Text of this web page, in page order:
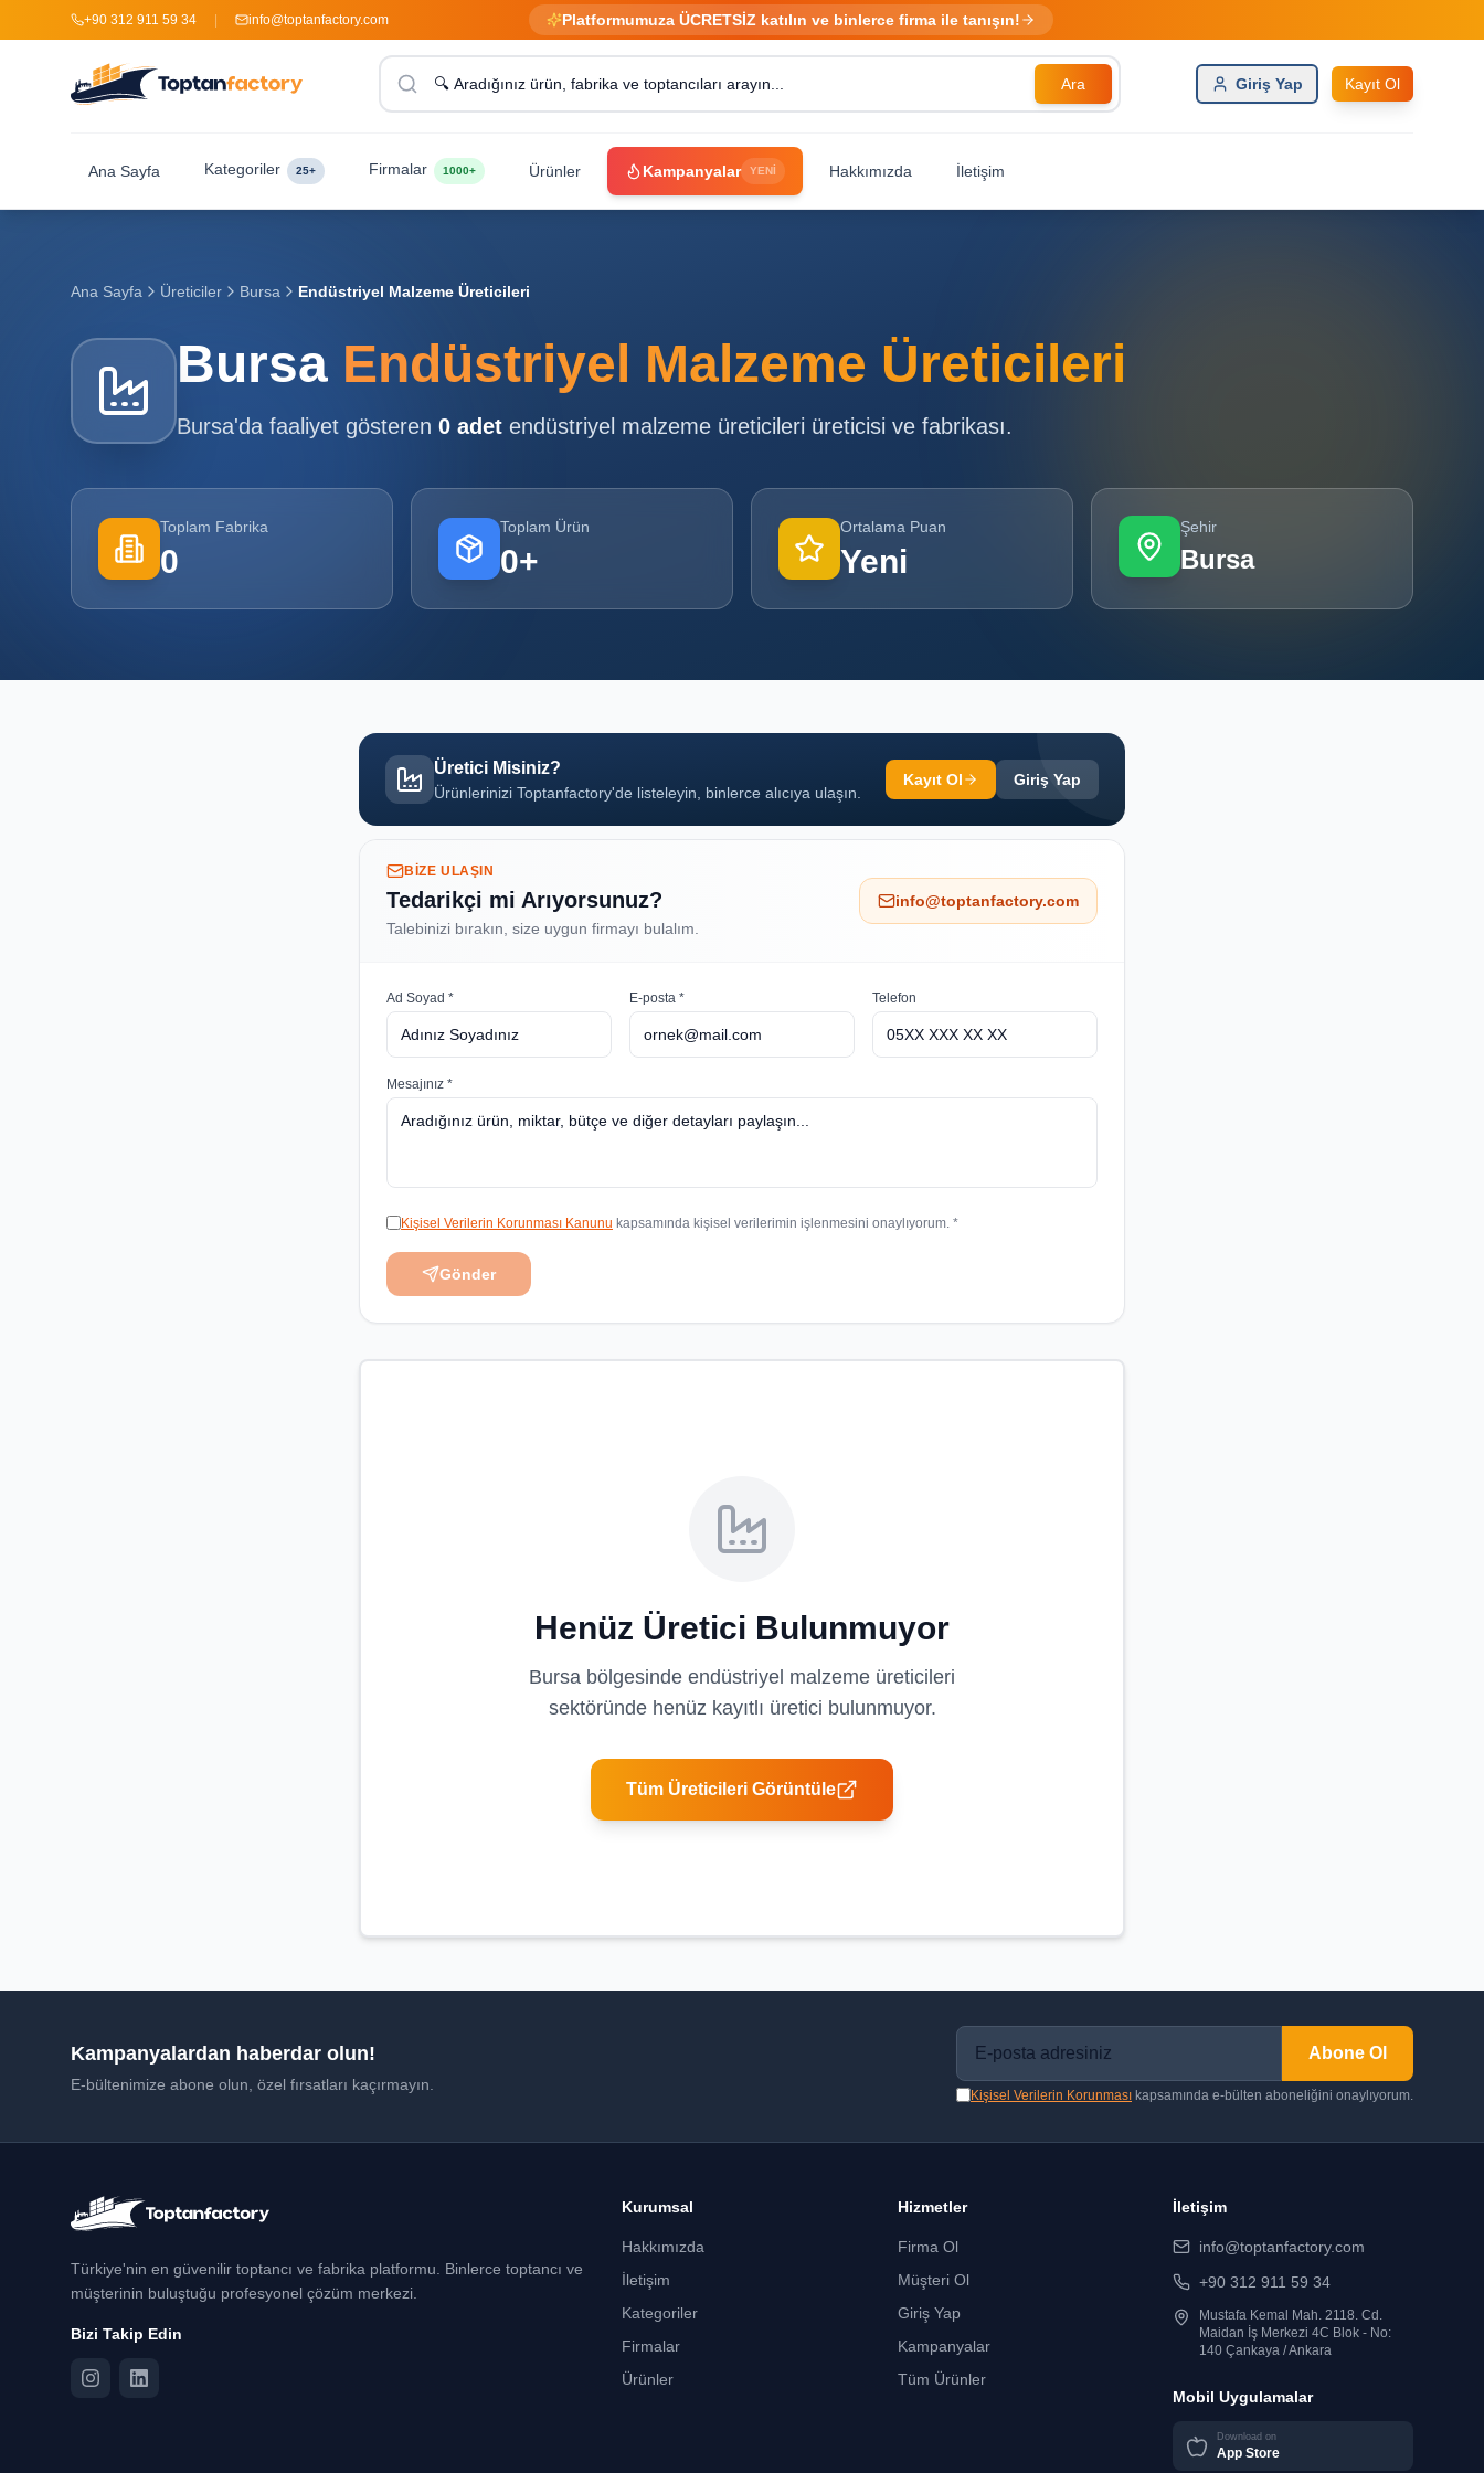
+90 312 911 59 34 info@toptanfactory.com Platformumuza ÜCRETSİZ katılın ve binlerce firma ile tanışın!
Ara Giriş Yap Kayıt Ol
Ana Sayfa Kategoriler 25+ Firmalar 1000+ Ürünler Kampanyalar YENİ Hakkımızda İletişim
Ana Sayfa Üreticiler Bursa Endüstriyel Malzeme Üreticileri
Bursa Endüstriyel Malzeme Üreticileri
Bursa'da faaliyet gösteren 0 adet endüstriyel malzeme üreticileri üreticisi ve fabrikası.
Toplam Fabrika
0
Toplam Ürün
0+
Ortalama Puan
Yeni
Şehir
Bursa
Üretici Misiniz?
Ürünlerinizi Toptanfactory'de listeleyin, binlerce alıcıya ulaşın.
Kayıt Ol Giriş Yap
BIZE ULAŞIN
Tedarikçi mi Arıyorsunuz?
Talebinizi bırakın, size uygun firmayı bulalım.
info@toptanfactory.com
Ad Soyad * E-posta * Telefon
Mesajınız *
Kişisel Verilerin Korunması Kanunu kapsamında kişisel verilerimin işlenmesini onaylıyorum. *
Gönder
Henüz Üretici Bulunmuyor
Bursa bölgesinde endüstriyel malzeme üreticileri
sektöründe henüz kayıtlı üretici bulunmuyor.
Tüm Üreticileri Görüntüle
Kampanyalardan haberdar olun!
E-bültenimize abone olun, özel fırsatları kaçırmayın.
Abone Ol
Kişisel Verilerin Korunması kapsamında e-bülten aboneliğini onaylıyorum.
Türkiye'nin en güvenilir toptancı ve fabrika platformu. Binlerce toptancı ve
müşterinin buluştuğu profesyonel çözüm merkezi.
Bizi Takip Edin
Kurumsal
Hakkımızda
İletişim
Kategoriler
Firmalar
Ürünler
Hizmetler
Firma Ol
Müşteri Ol
Giriş Yap
Kampanyalar
Tüm Ürünler
İletişim
info@toptanfactory.com
+90 312 911 59 34
Mustafa Kemal Mah. 2118. Cd.
Maidan İş Merkezi 4C Blok - No:
140 Çankaya / Ankara
Mobil Uygulamalar
Download on
App Store